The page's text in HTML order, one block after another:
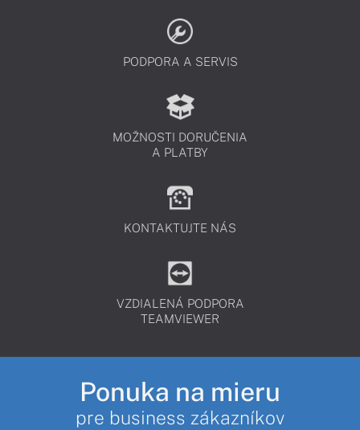
PODPORA A SERVIS
MOŽNOSTI DORUČENIA
A PLATBY
KONTAKTUJTE NÁS
VZDIALENÁ PODPORA
TEAMVIEWER
Ponuka na mieru
pre business zákazníkov